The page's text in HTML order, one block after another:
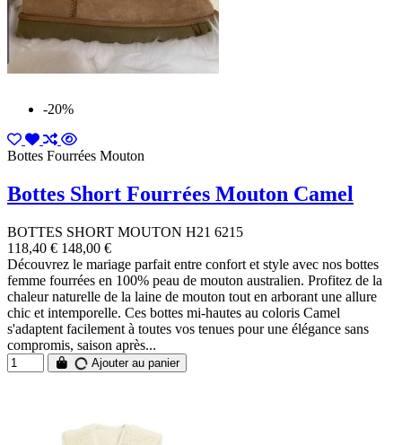
-20%
Bottes Fourrées Mouton
Bottes Short Fourrées Mouton Camel
BOTTES SHORT MOUTON H21 6215
118,40 € 148,00 €
Découvrez le mariage parfait entre confort et style avec nos bottes
femme fourrées en 100% peau de mouton australien. Profitez de la
chaleur naturelle de la laine de mouton tout en arborant une allure
chic et intemporelle. Ces bottes mi-hautes au coloris Camel
s'adaptent facilement à toutes vos tenues pour une élégance sans
compromis, saison après...
Ajouter au panier